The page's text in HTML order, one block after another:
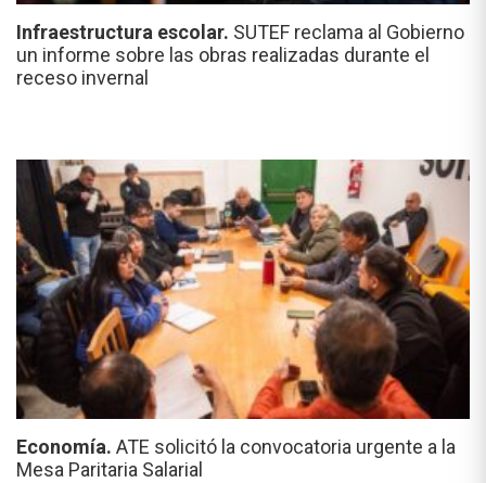
Infraestructura escolar. SUTEF reclama al Gobierno
un informe sobre las obras realizadas durante el
receso invernal
Economía. ATE solicitó la convocatoria urgente a la
Mesa Paritaria Salarial